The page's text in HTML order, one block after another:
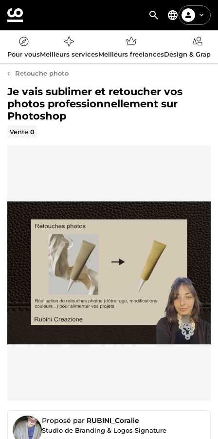
Pour vousMeilleurs servicesMeilleurs freelancesDesign &
Retouche photo
Je vais sublimer et retoucher vos
photos professionnellement sur
Photoshop
Vente0
Proposé par RUBINI_Coralie
Studio de Branding & Logos Signature